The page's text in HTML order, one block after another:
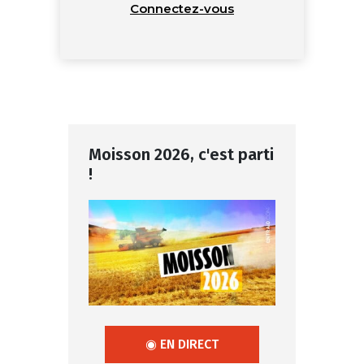
Connectez-vous
Moisson 2026, c'est parti
!
◉ EN DIRECT